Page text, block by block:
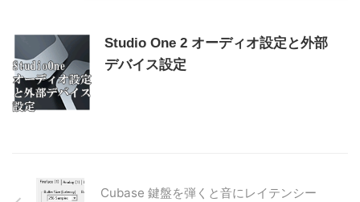
Studio One 2 オーディオ設定と外部
デバイス設定
Cubase 鍵盤を弾くと音にレイテンシー